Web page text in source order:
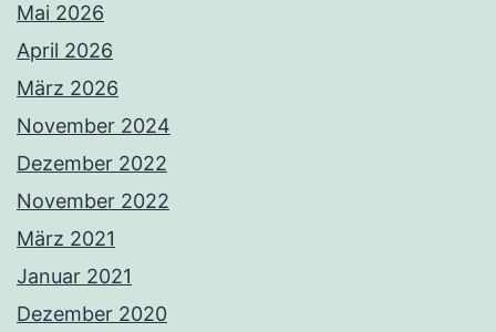
Mai 2026
April 2026
März 2026
November 2024
Dezember 2022
November 2022
März 2021
Januar 2021
Dezember 2020